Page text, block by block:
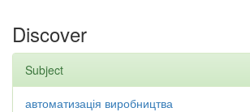
Discover
Subject
автоматизація виробництва